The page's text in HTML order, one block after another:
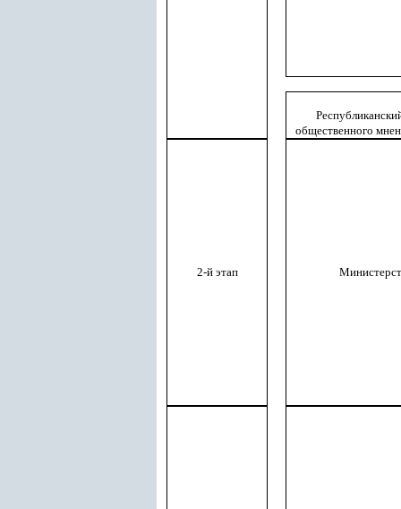
общественного
2-й этап